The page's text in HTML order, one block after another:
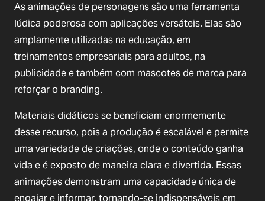
As animações de personagens são uma ferramenta
lúdica poderosa com aplicações versáteis. Elas são
amplamente utilizadas na educação, em
treinamentos empresariais para adultos, na
publicidade e também com mascotes de marca para
reforçar o branding.
Materiais didáticos se beneficiam enormemente
desse recurso, pois a produção é escalável e permite
uma variedade de criações, onde o conteúdo ganha
vida e é exposto de maneira clara e divertida. Essas
animações demonstram uma capacidade única de
engajar e informar, tornando-se indispensáveis em